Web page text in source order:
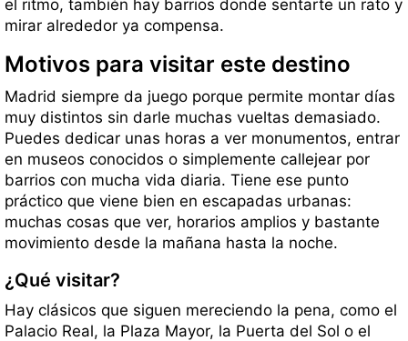
el ritmo, también hay barrios donde sentarte un rato y
mirar alrededor ya compensa.
Motivos para visitar este destino
Madrid siempre da juego porque permite montar días
muy distintos sin darle muchas vueltas demasiado.
Puedes dedicar unas horas a ver monumentos, entrar
en museos conocidos o simplemente callejear por
barrios con mucha vida diaria. Tiene ese punto
práctico que viene bien en escapadas urbanas:
muchas cosas que ver, horarios amplios y bastante
movimiento desde la mañana hasta la noche.
¿Qué visitar?
Hay clásicos que siguen mereciendo la pena, como el
Palacio Real, la Plaza Mayor, la Puerta del Sol o el